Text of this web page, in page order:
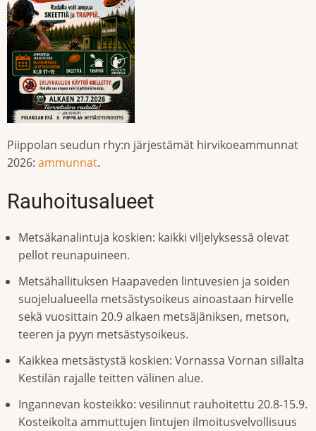
Piippolan seudun rhy:n järjestämät hirvikoeammunnat
2026: ammunnat.
Rauhoitusalueet
Metsäkanalintuja koskien: kaikki viljelyksessä olevat
pellot reunapuineen.
Metsähallituksen Haapaveden lintuvesien ja soiden
suojelualueella metsästysoikeus ainoastaan hirvelle
sekä vuosittain 20.9 alkaen metsäjäniksen, metson,
teeren ja pyyn metsästysoikeus.
Kaikkea metsästystä koskien: Vornassa Vornan sillalta
Kestilän rajalle teitten välinen alue.
Ingannevan kosteikko: vesilinnut rauhoitettu 20.8-15.9.
Kosteikolta ammuttujen lintujen ilmoitusvelvollisuus